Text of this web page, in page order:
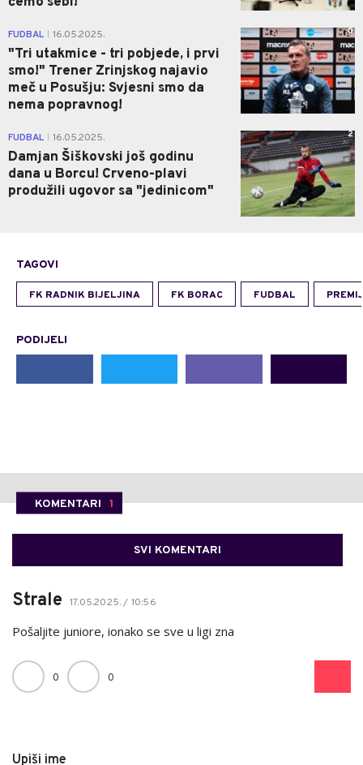
FUDBAL 16.05.2025.
"Tri utakmice - tri pobjede, i prvi
smo!" Trener Zrinjskog najavio
meč u Posušju: Svjesni smo da
nema popravnog!
0
FUDBAL 16.05.2025.
Damjan Šiškovski još godinu
dana u Borcu! Crveno-plavi
produžili ugovor sa "jedinicom"
2
TAGOVI
FK RADNIK BIJELJINA FK BORAC FUDBAL
PODIJELI
KOMENTARI 1
SVI KOMENTARI
Strale 17.05.2025. / 10:56
Pošaljite juniore, ionako se sve u ligi zna
0 0
Upiši ime